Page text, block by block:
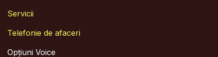
Servicii
Telefonie de afaceri
Opțiuni Voice